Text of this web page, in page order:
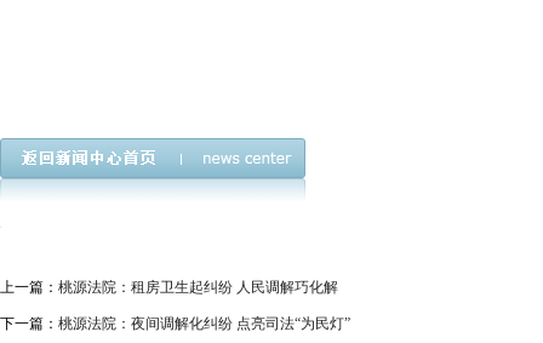
上一篇： 桃源法院：租房卫生起纠纷 人民调解巧化解
下一篇： 桃源法院：夜间调解化纠纷 点亮司法“为民灯”